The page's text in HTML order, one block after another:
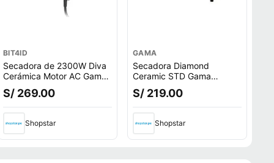
BIT4ID
Secadora de 2300W Diva
Cerámica Motor AC Gama
- JYA
S/ 269.00
Shopstar
GAMA
Secadora Diamond
Ceramic STD Gama
2300W
BECHD0000001635- Cool
Shot !OFERTA!
S/ 219.00
Shopstar